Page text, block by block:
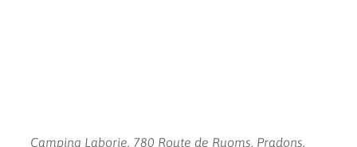
Camping Laborie, 780 Route de Ruoms, Pradons,